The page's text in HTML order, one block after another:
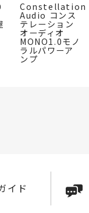
Constellation
Audio コンス
テレーション
オーディオ
MONO1.0モノ
ラルパワーア
ンプ
イド